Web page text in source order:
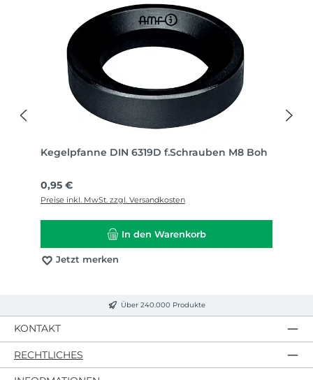
Kegelpfanne DIN 6319D f.Schrauben M8 Boh
Regulärer Preis:
0,95 €
Preise inkl. MwSt. zzgl. Versandkosten
In den Warenkorb
Jetzt merken
Über 240.000 Produkte
KONTAKT
RECHTLICHES